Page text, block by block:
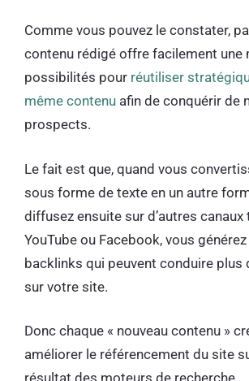
Comme vous pouvez le constater,
contenu rédigé offre facilement une
possibilités pour réutiliser
même contenu afin de conquérir de
prospects.
Le fait est que, quand vous
sous forme de texte en un autre
diffusez ensuite sur d’autres canaux
YouTube ou Facebook, vous
backlinks qui peuvent conduire plus
sur votre site.
Donc chaque « nouveau contenu »
améliorer le référencement du site